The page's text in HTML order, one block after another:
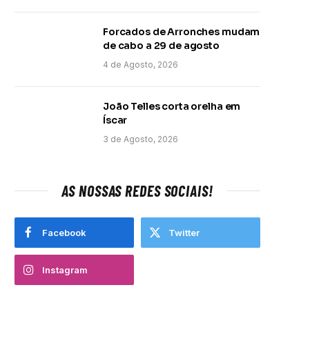
Forcados de Arronches mudam
de cabo a 29 de agosto
4 de Agosto, 2026
João Telles corta orelha em
Íscar
3 de Agosto, 2026
AS NOSSAS REDES SOCIAIS!
Facebook Twitter
Instagram